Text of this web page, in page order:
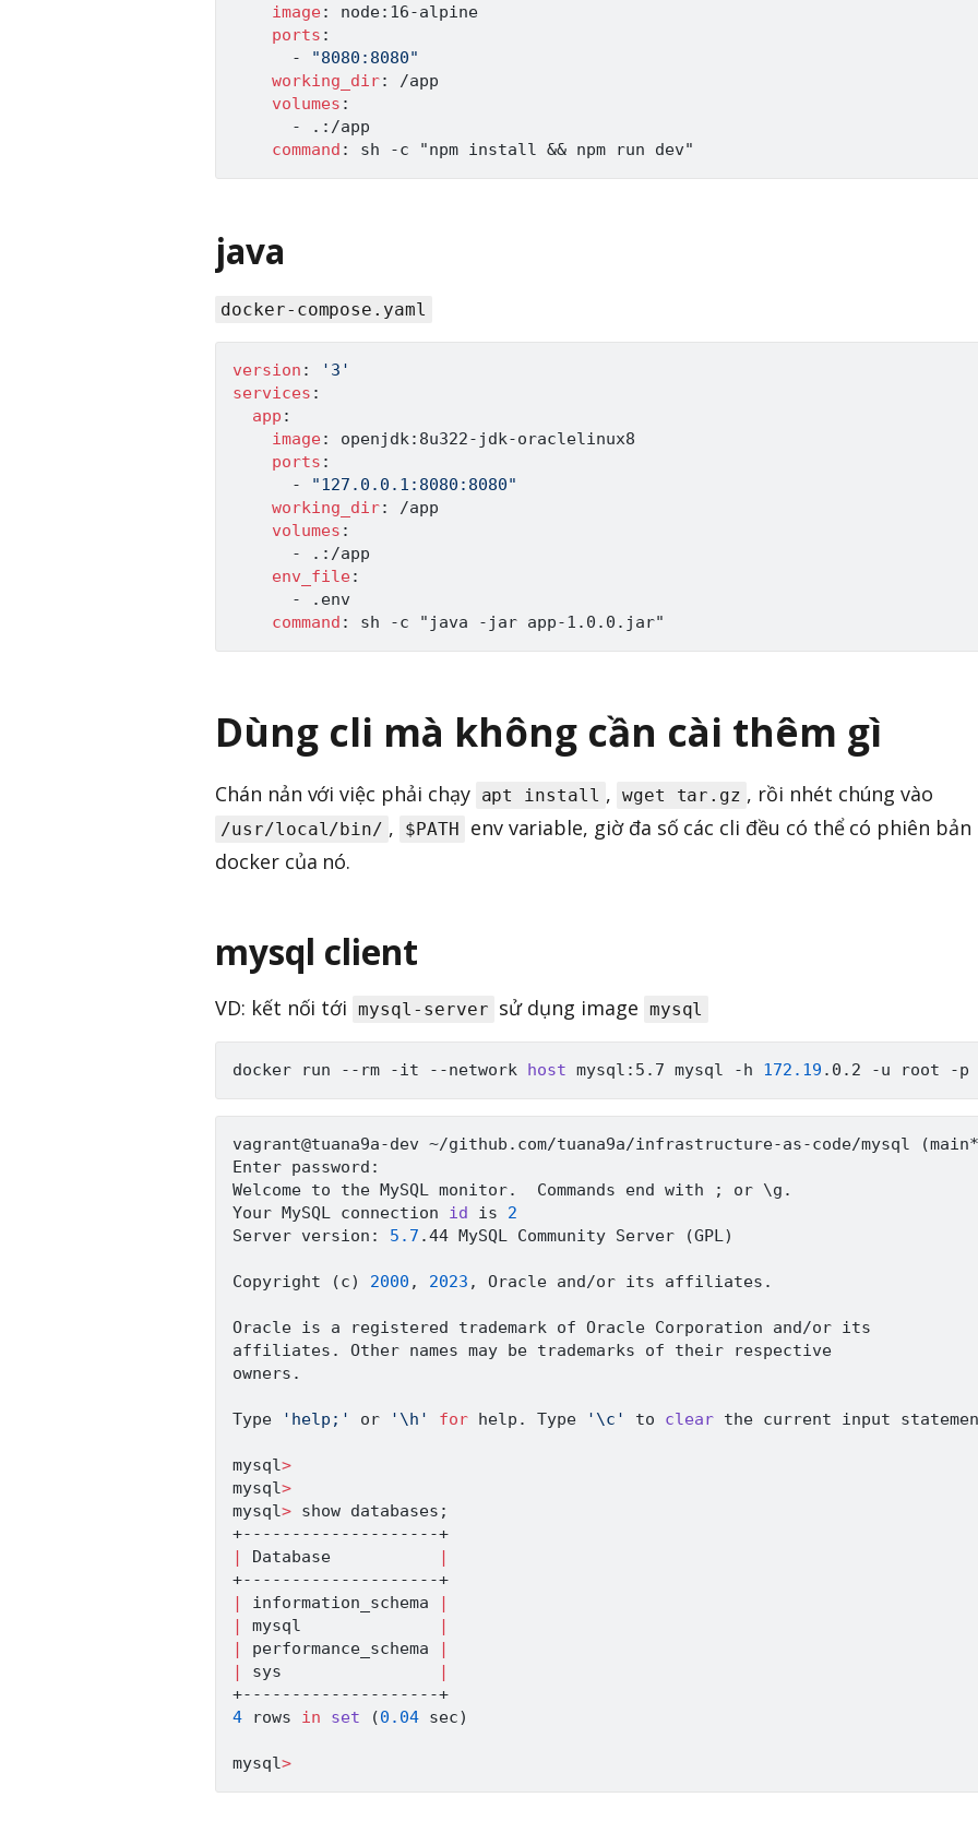
image: node: 16-alpine
ports :
-
"8080:8080"
working_dir:
/app
volumes :
-
. : /app
command : sh -c "npm install &&
java
docker-compose.yaml
version :
'3'
services :
app :
image: openjdk: 8u322- jdk-oraclelinux8
ports :
-
"127.0.0.1:8080:8080"
working_dir:
/app
volumes :
-
. : /app
env_file:
-
.env
command : sh -c "java - jar app-
Dùng cli mà không cần cài thêm gì
Chán nản với việc phải chạy apt install , wget tar.gz , rồi nhét chúng vào
/usr/local/bin/ , $PATH
env variable, giờ đa số các cli đều có thể có phiên bản
docker của nó.
mysql client
VD: kết nối tới mysql-server sử dụng image mysql
docker run --rm -it --network host mysql:5.7 mysql -h 172.19
vagrant@tuana9a-dev ~/github.com/tuana9a/infrastructure-as-code/mysql (
Enter password:
Welcome to the MySQL monitor.  Commands end with
; or \g.
Your MySQL connection id is 2
Server version: 5.7 .44 MySQL Community Server (GPL)
Copyright (c) 2000 , 2023 , Oracle and/or its affiliates.
Oracle is a registered trademark of Oracle Corporation and/or its
affiliates. Other names may be trademarks of their respective
owners.
Type 'help;' or '\h' for help. Type '\c' to clear the current input
mysql>
mysql>
mysql> show databases ;
Database
information_schema
mysql
performance_schema
sys
4 rows in set (0.04 sec)
mysql>